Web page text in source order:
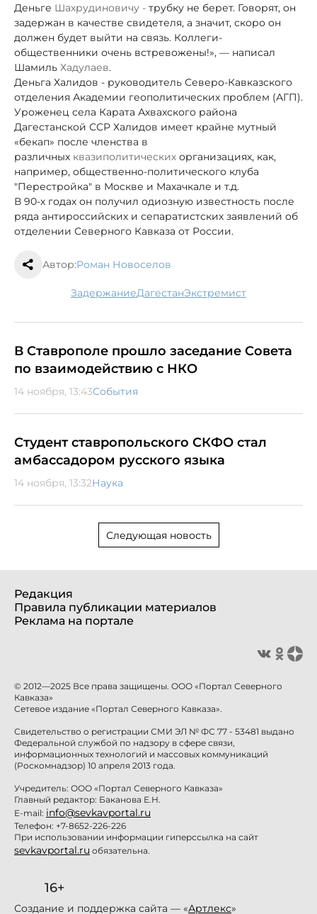
Деньге Шахрудиновичу - трубку не берет. Говорят, он
задержан в качестве свидетеля, а значит, скоро он
должен будет выйти на связь. Коллеги-
общественники очень встревожены!», — написал
Шамиль Хадулаев.
Деньга Халидов - руководитель Северо-Кавказского
отделения Академии геополитических проблем (АГП).
Уроженец села Карата Ахвахского района
Дагестанской ССР Халидов имеет крайне мутный
«бекап» после членства в
различных квазиполитических организациях, как,
например, общественно-политического клуба
"Перестройка" в Москве и Махачкале и т.д.
В 90-х годах он получил одиозную известность после
ряда антироссийских и сепаратистских заявлений об
отделении Северного Кавказа от России.
Автор:Роман Новоселов
задержание Дагестан экстремист
В Ставрополе прошло заседание Совета
по взаимодействию с НКО
14 ноября, 13:43События
Студент ставропольского СКФО стал
амбассадором русского языка
14 ноября, 13:32Наука
Следующая новость
Редакция
Правила публикации материалов
Реклама на портале
© 2012—2025 Все права защищены. ООО «Портал Северного
Кавказа»
Сетевое издание «Портал Северного Кавказа».
Свидетельство о регистрации СМИ ЭЛ № ФС 77 - 53481 выдано
Федеральной службой по надзору в сфере связи,
информационных технологий и массовых коммуникаций
(Роскомнадзор) 10 апреля 2013 года.
Учредитель: ООО «Портал Северного Кавказа»
Главный редактор: Баканова Е.Н.
E-mail: info@sevkavportal.ru
Телефон: +7-8652-226-226
При использовании информации гиперссылка на сайт
sevkavportal.ru обязательна.
16+
Создание и поддержка сайта — «Артлекс»